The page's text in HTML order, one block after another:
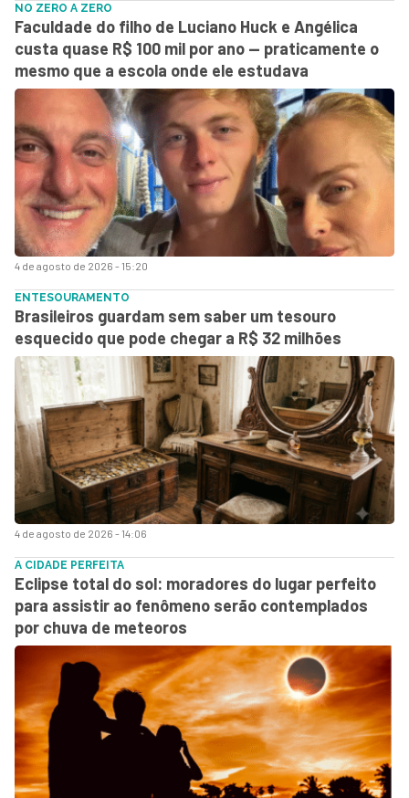
4 de agosto de 2026 - 15:20
NO ZERO A ZERO
Faculdade do filho de Luciano Huck e Angélica
custa quase R$ 100 mil por ano — praticamente o
mesmo que a escola onde ele estudava
4 de agosto de 2026 - 14:06
ENTESOURAMENTO
Brasileiros guardam sem saber um tesouro
esquecido que pode chegar a R$ 32 milhões
A CIDADE PERFEITA
Eclipse total do sol: moradores do lugar perfeito
para assistir ao fenômeno serão contemplados
por chuva de meteoros